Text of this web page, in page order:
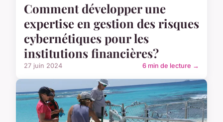
Comment développer une
expertise en gestion des risques
cybernétiques pour les
institutions financières?
27 juin 2024 6 min de lecture →